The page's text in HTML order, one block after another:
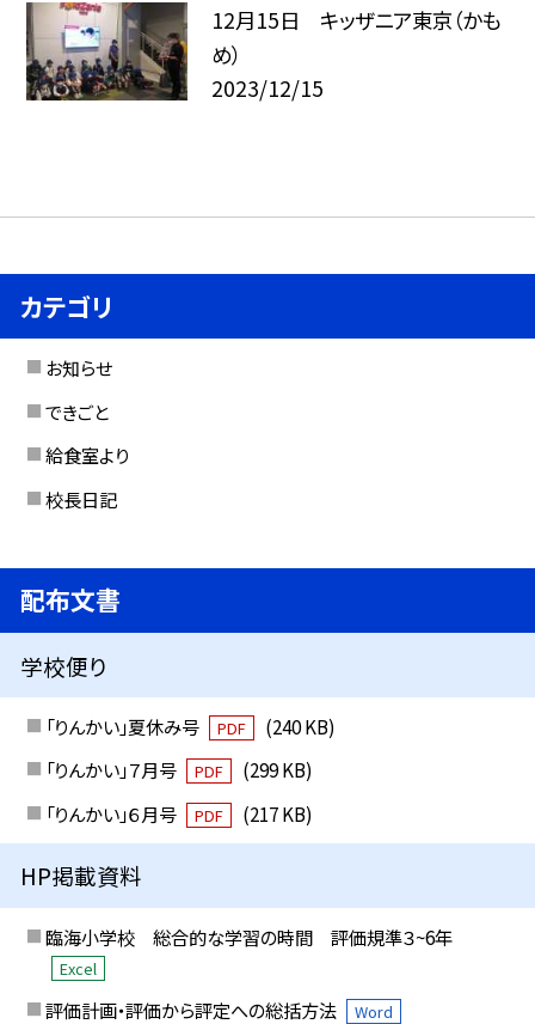
12月15日 キッザニア東京（かも
め）
2023/12/15
カテゴリ
お知らせ
できごと
給食室より
校長日記
配布文書
学校便り
「りんかい」夏休み号 PDF
(240 KB)
「りんかい」７月号
PDF
(299 KB)
「りんかい」６月号
PDF (217 KB)
HP掲載資料
臨海小学校 総合的な学習の時間 評価規準３~6年
Excel
評価計画・評価から評定への総括方法 Word